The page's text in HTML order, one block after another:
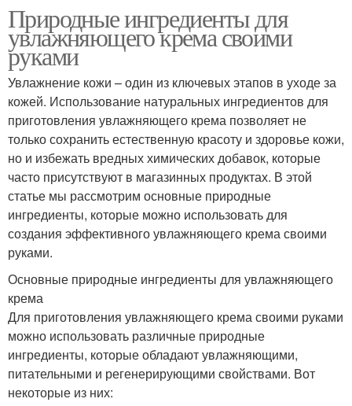
Природные ингредиенты для
увлажняющего крема своими
руками
Увлажнение кожи – один из ключевых этапов в уходе за
кожей. Использование натуральных ингредиентов для
приготовления увлажняющего крема позволяет не
только сохранить естественную красоту и здоровье кожи,
но и избежать вредных химических добавок, которые
часто присутствуют в магазинных продуктах. В этой
статье мы рассмотрим основные природные
ингредиенты, которые можно использовать для
создания эффективного увлажняющего крема своими
руками.
Основные природные ингредиенты для увлажняющего
крема
Для приготовления увлажняющего крема своими руками
можно использовать различные природные
ингредиенты, которые обладают увлажняющими,
питательными и регенерирующими свойствами. Вот
некоторые из них: